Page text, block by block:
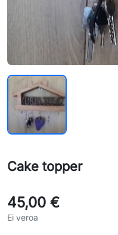
Cake topper
45,00 €
Ei veroa